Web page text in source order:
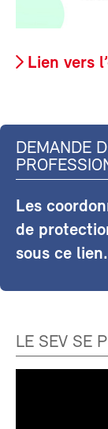
Lien vers
DEMANDE
Les
de
sous ce lien.
LE SEV SE